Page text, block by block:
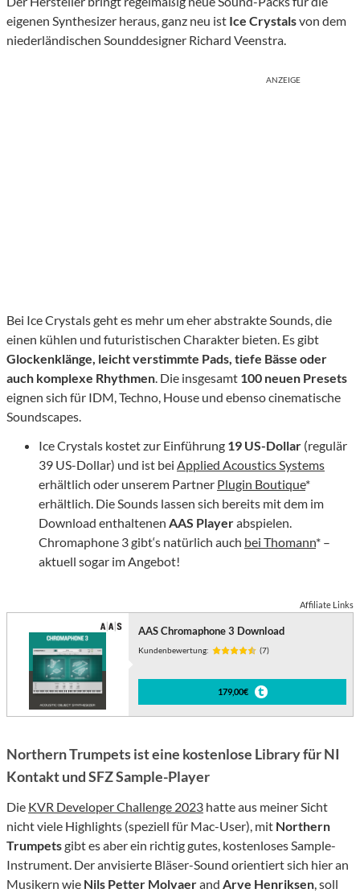
eigenen Synthesizer heraus, ganz neu ist Ice Crystalsvon dem
niederländischen Sounddesigner Richard Veenstra.
ANZEIGE
Bei Ice Crystals geht es mehr um eher abstrakte Sounds, die
einen kühlen und futuristischen Charakter bieten. Es gibt
Glockenklänge, leicht verstimmte Pads, tiefe Bässe oder
auch komplexe Rhythmen. Die insgesamt 100 neuen Presets
eignen sich für IDM, Techno, House und ebenso cinematische
Soundscapes.
Ice Crystals kostet zur Einführung 19 US-Dollar (regulär
39 US-Dollar) und ist bei Applied Acoustics Systems
erhältlich oder unserem Partner Plugin Boutique*
erhältlich. Die Sounds lassen sich bereits mit dem im
Download enthaltenen AAS Playerabspielen.
Chromaphone 3 gibt‘s natürlich auch bei Thomann* –
aktuell sogar im Angebot!
Affiliate Links
AAS Chromaphone 3 Download
Kundenbewertung: (7)
179,00€
Northern Trumpets ist eine kostenlose Library für NI
Kontakt und SFZ Sample-Player
Die KVR Developer Challenge 2023 hatte aus meiner Sicht
nicht viele Highlights (speziell für Mac-User), mit Northern
Trumpetsgibt es aber ein richtig gutes, kostenloses Sample-
Instrument. Der anvisierte Bläser-Sound orientiert sich hier an
Musikern wie Nils Petter Molvaerand Arve Henriksen, soll